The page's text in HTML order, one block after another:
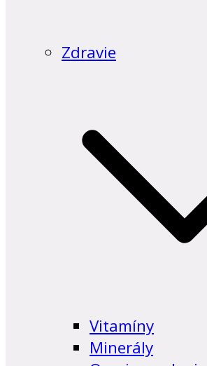
Zdravie
Vitamíny
Minerály